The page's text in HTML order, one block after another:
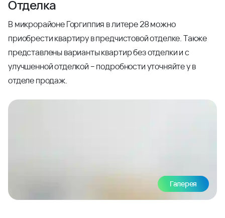
Отделка
В микрорайоне Горгиппия в литере 28 можно
приобрести квартиру в предчистовой отделке. Также
представлены варианты квартир без отделки и с
улучшенной отделкой – подробности уточняйте у в
отделе продаж.
Галерея